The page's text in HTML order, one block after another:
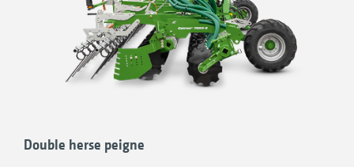
Double herse peigne